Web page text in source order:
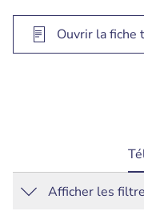
Ouvrir la fiche